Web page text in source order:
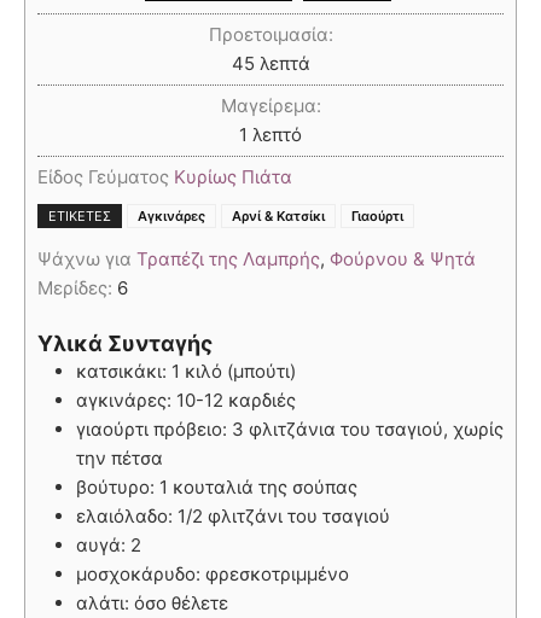
Προετοιμασία:
45 λεπτά
Μαγείρεμα:
1 λεπτό
Είδος Γεύματος Κυρίως Πιάτα
ΕΤΙΚΈΤΕΣ Αγκινάρες Αρνί & Κατσίκι Γιαούρτι
Ψάχνω για Τραπέζι της Λαμπρής, Φούρνου & Ψητά
Μερίδες: 6
Υλικά Συνταγής
κατσικάκι: 1 κιλό (μπούτι)
αγκινάρες: 10-12 καρδιές
γιαούρτι πρόβειο: 3 φλιτζάνια του τσαγιού, χωρίς
την πέτσα
βούτυρο: 1 κουταλιά της σούπας
ελαιόλαδο: 1/2 φλιτζάνι του τσαγιού
αυγά: 2
μοσχοκάρυδο: φρεσκοτριμμένο
αλάτι: όσο θέλετε